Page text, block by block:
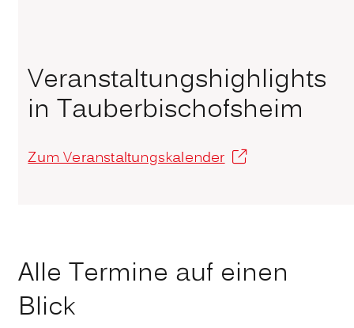
Veranstaltungshighlights
in Tauberbischofsheim
Zum Veranstaltungskalender
Alle Termine auf einen
Blick